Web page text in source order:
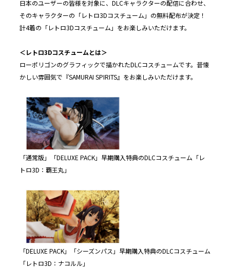
日本のユーザーの皆様を対象に、DLCキャラクターの配信に合わせ、
そのキャラクターの「レトロ3Dコスチューム」の無料配布が決定！
計4着の「レトロ3Dコスチューム」をお楽しみいただけます。
＜レトロ3Dコスチュームとは＞
ローポリゴンのグラフィックで描かれたDLCコスチュームです。昔懐
かしい雰囲気で『SAMURAI SPIRITS』をお楽しみいただけます。
「通常版」「DELUXE PACK」早期購入特典のDLCコスチューム「レ
トロ3D：覇王丸」
「DELUXE PACK」「シーズンパス」早期購入特典のDLCコスチューム
「レトロ3D：ナコルル」